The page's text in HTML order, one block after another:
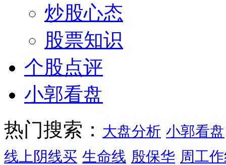
炒股心态
股票知识
个股点评
小郭看盘
热门搜索： 大盘分析 小郭看盘
线上阴线买 生命线 殷保华 周工